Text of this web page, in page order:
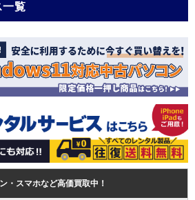
一覧
・スマホなど高価買取中！